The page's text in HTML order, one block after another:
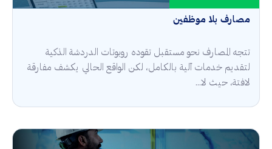
مصارف بلا موظفين
تتجه المصارف نحو مستقبل تقوده روبوتات الدردشة الذكية
لتقديم خدمات آلية بالكامل، لكن الواقع الحالي يكشف مفارقة
لافتة، حيث لا...